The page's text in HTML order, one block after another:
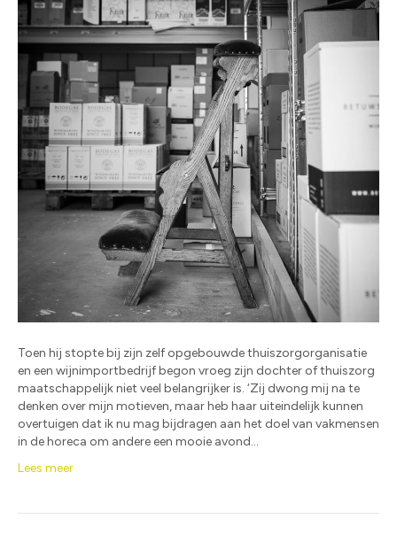
Toen hij stopte bij zijn zelf opgebouwde thuiszorgorganisatie
en een wijnimportbedrijf begon vroeg zijn dochter of thuiszorg
maatschappelijk niet veel belangrijker is. ‘Zij dwong mij na te
denken over mijn motieven, maar heb haar uiteindelijk kunnen
overtuigen dat ik nu mag bijdragen aan het doel van vakmensen
in de horeca om andere een mooie avond…
Lees meer